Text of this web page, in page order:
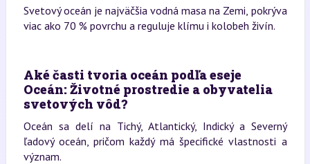
Svetový oceán je najväčšia vodná masa na Zemi, pokrýva
viac ako 70 % povrchu a reguluje klímu i kolobeh živín.
Aké časti tvoria oceán podľa eseje
Oceán: Životné prostredie a obyvatelia
svetových vôd?
Oceán sa delí na Tichý, Atlantický, Indický a Severný
ľadový oceán, pričom každý má špecifické vlastnosti a
význam.